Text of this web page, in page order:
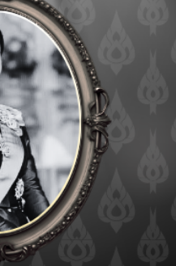
Precongress
Workshop: CBT-i &
MBCT-I_2025
READ MORE